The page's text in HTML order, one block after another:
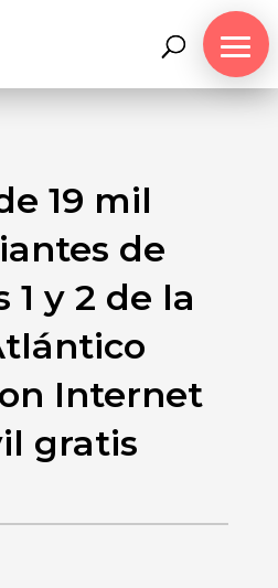
19 mil
de
1 y 2 de la
Internet
gratis